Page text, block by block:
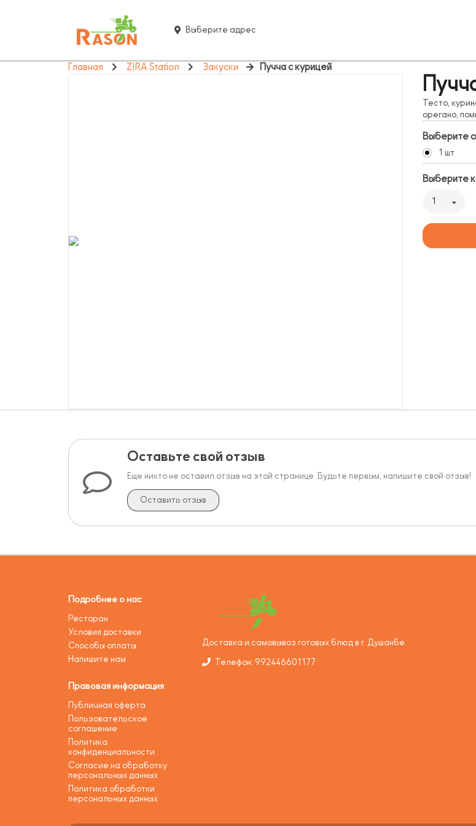
Выберите адрес
Главная ZIRA Station Закуски Пучча с курицей
Тесто,
орегано,
Выберите
1 шт
Выберите
1
Оставьте свой отзыв
Еще никто не оставил отзыв на этой странице. Будьте первым, напишите свой отзыв!
Оставить отзыв
Подробнее о нас
Ресторан
Условия доставки
Способы оплаты
Напишите нам
Правовая информация
Публичная оферта
Пользовательское
соглашение
Политика
конфиденциальности
Согласие на обработку
персональных данных
Политика обработки
персональных данных
Доставка и самовывоз готовых блюд в г. Душанбе
Телефон: 992446601177